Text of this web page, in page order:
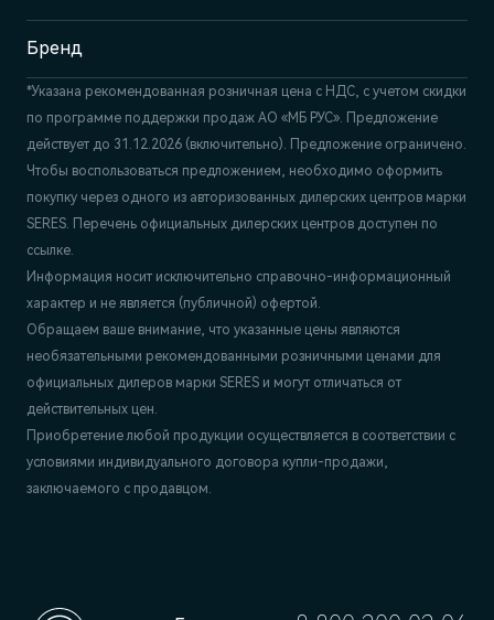
Бренд
*Указана рекомендованная розничная цена c НДС, с учетом скидки
по программе поддержки продаж АО «МБ РУС». Предложение
действует до 31.12.2026 (включительно). Предложение ограничено.
Чтобы воспользоваться предложением, необходимо оформить
покупку через одного из авторизованных дилерских центров марки
SERES. Перечень официальных дилерских центров доступен по
ссылке.
Информация носит исключительно справочно-информационный
характер и не является (публичной) офертой.
Обращаем ваше внимание, что указанные цены являются
необязательными рекомендованными розничными ценами для
официальных дилеров марки SERES и могут отличаться от
действительных цен.
Приобретение любой продукции осуществляется в соответствии с
условиями индивидуального договора купли-продажи,
заключаемого с продавцом.